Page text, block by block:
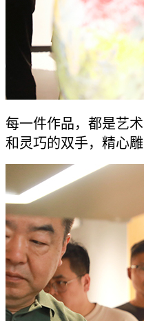
每一件作品，都是艺
和灵巧的双手，精心